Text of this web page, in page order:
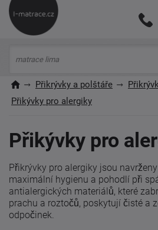
Přikrývky a polštáře
Přikývky pro alergiky
Přikývky pro
Přikrývky pro alergiky jsou
maximální hygienu a pohodlí při
antialergických materiálů, které
prachu a roztočů, poskytují čisté a
odpočinek.